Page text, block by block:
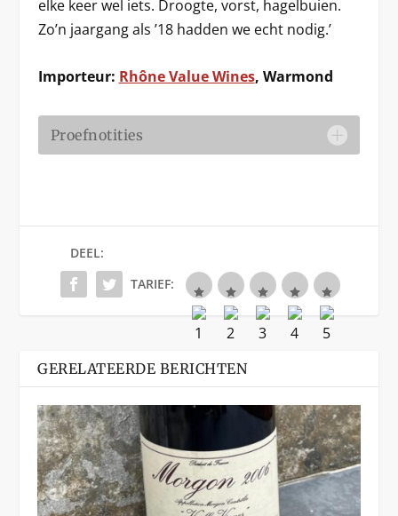
elke keer wel iets. Droogte, vorst, hagelbuien.
Zo’n jaargang als ’18 hadden we echt nodig.’
Importeur: Rhône Value Wines, Warmond
Proefnotities
DEEL:
TARIEF:
GERELATEERDE BERICHTEN